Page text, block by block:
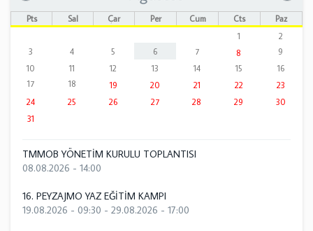
Pts Sal Çar Per Cum Cts
Paz
1
2
3
4 5 6 7 8
9
10
11 12 13 14 15
16
17
18 19 20 21 22
23
24
25 26 27 28 29
30
31
TMMOB YÖNETİM KURULU TOPLANTISI
08.08.2026 - 14:00
16. PEYZAJMO YAZ EĞİTİM KAMPI
19.08.2026 - 09:30 - 29.08.2026 - 17:00